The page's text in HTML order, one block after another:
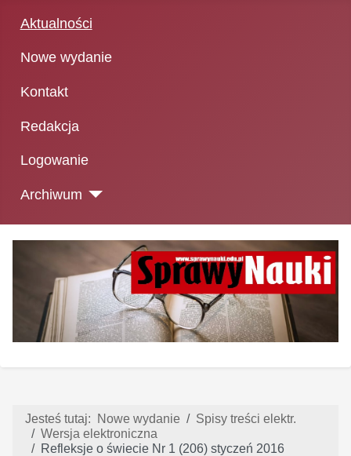
Aktualności
Nowe wydanie
Kontakt
Redakcja
Logowanie
Archiwum
Jesteś tutaj: Nowe wydanie
Spisy treści elektr.
Wersja elektroniczna
Refleksje o świecie Nr 1 (206) styczeń 2016